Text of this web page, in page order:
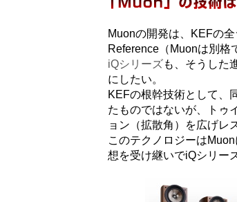
Muonの開発は、KEFの
Reference（Muonは別格
iQシリーズも、そうした
にしたい。
KEFの根幹技術として、
たものではないが、トゥ
ョン（拡散角）を広げレ
このテクノロジーは
想を受け継いでiQシリー